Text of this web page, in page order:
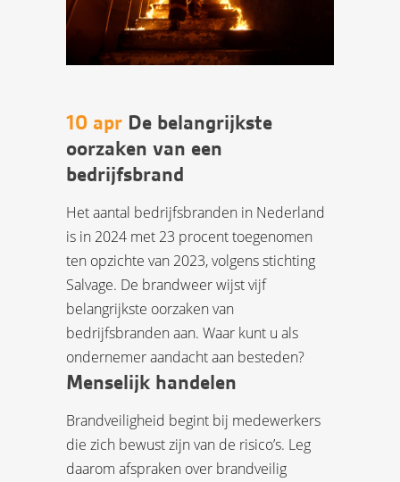
10 apr De belangrijkste
oorzaken van een
bedrijfsbrand
Het aantal bedrijfsbranden in Nederland
is in 2024 met 23 procent toegenomen
ten opzichte van 2023, volgens stichting
Salvage. De brandweer wijst vijf
belangrijkste oorzaken van
bedrijfsbranden aan. Waar kunt u als
ondernemer aandacht aan besteden?
Menselijk handelen
Brandveiligheid begint bij medewerkers
die zich bewust zijn van de risico’s. Leg
daarom afspraken over brandveilig